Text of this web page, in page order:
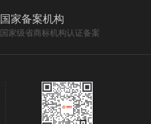
国家备案机构
国家级省商标机构认证备案